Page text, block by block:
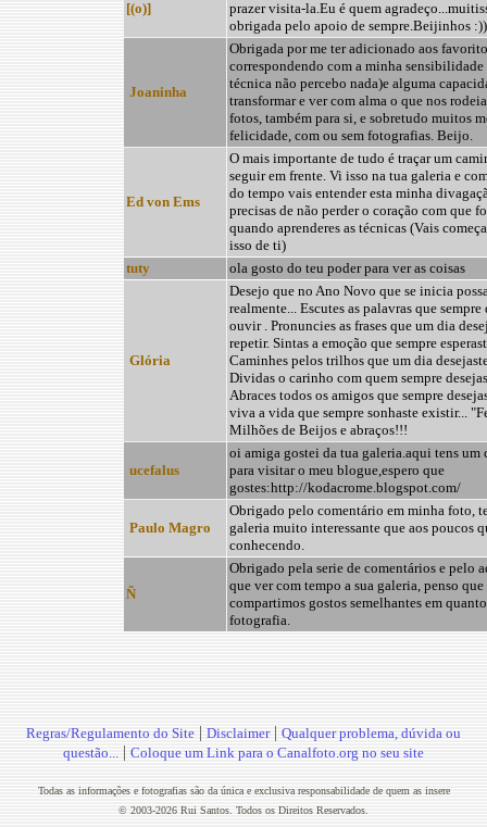
[(o)]
prazer visita-la.Eu é quem
obrigada pelo apoio de sempre.Beijinhos
Joaninha
Obrigada por me ter adicionado aos
correspondendo com a minha sensibilidade
técnica não percebo nada)e alguma
transformar e ver com alma o que nos
fotos, também para si, e sobretudo muitos
felicidade, com ou sem fotografias. Beijo.
Ed von Ems
O mais importante de tudo é traçar um
seguir em frente. Vi isso na tua galeria e
do tempo vais entender esta minha
precisas de não perder o coração com que
quando aprenderes as técnicas (Vais
isso de ti)
tuty
ola gosto do teu poder para ver as coisas
Glória
Desejo que no Ano Novo que se inicia
realmente... Escutes as palavras que sempre
ouvir . Pronuncies as frases que um dia
repetir. Sintas a emoção que sempre
Caminhes pelos trilhos que um dia
Dividas o carinho com quem sempre
Abraces todos os amigos que sempre
viva a vida que sempre sonhaste existir...
Milhões de Beijos e abraços!!!
ucefalus
oi amiga gostei da tua galeria.aqui tens um
para visitar o meu blogue,espero que
gostes:http://kodacrome.blogspot.com/
Paulo Magro
Obrigado pelo comentário em minha foto,
galeria muito interessante que aos poucos
conhecendo.
Ñ
Obrigado pela serie de comentários e pelo
que ver com tempo a sua galeria, penso que
compartimos gostos semelhantes em
fotografia.
Regras/Regulamento do Site | Disclaimer| Qualquer problema, dúvida ou
questão... | Coloque um Link para o Canalfoto.org no seu site
Todas as informações e fotografias são da única e exclusiva responsabilidade de quem as insere
© 2003-2026 Rui Santos. Todos os Direitos Reservados.